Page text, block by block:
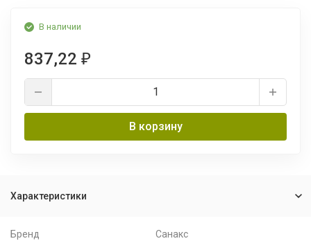
В наличии
837,22 ₽
В корзину
Характеристики
Бренд Санакс